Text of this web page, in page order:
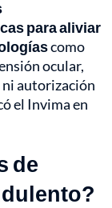
para aliviar
como
ocular,
ni autorización
el Invima en
de